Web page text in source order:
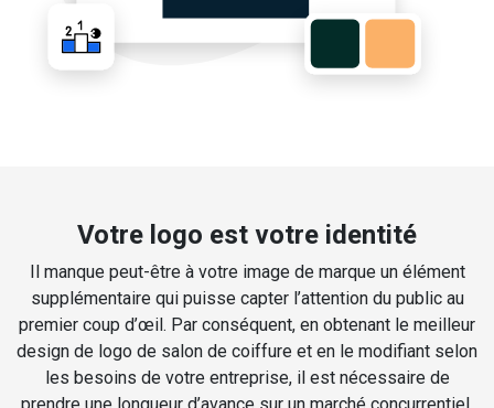
Votre logo est votre identité
Il manque peut-être à votre image de marque un élément
supplémentaire qui puisse capter l’attention du public au
premier coup d’œil. Par conséquent, en obtenant le meilleur
design de logo de salon de coiffure et en le modifiant selon
les besoins de votre entreprise, il est nécessaire de